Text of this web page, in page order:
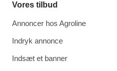
Vores tilbud
Annoncer hos Agroline
Indryk annonce
Indsæt et banner